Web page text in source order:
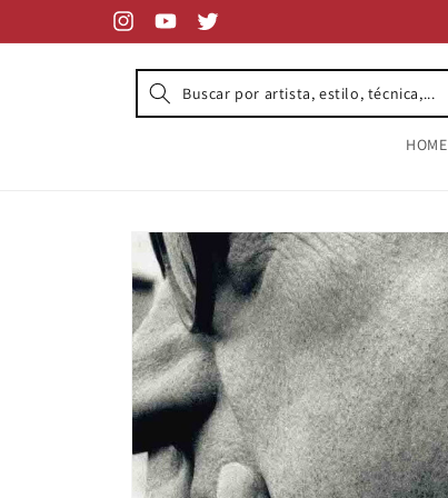
InstagramYouTubeTwitter
HOME
Skip to
product
information